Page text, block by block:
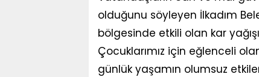
olduğunu söyleyen İlkadım
bölgesinde etkili olan kar
Çocuklarımız için eğlenceli
günlük yaşamın olumsuz